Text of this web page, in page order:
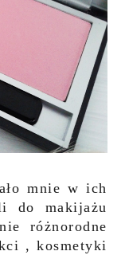
mnie w ich
do makijażu
różnorodne
, kosmetyki